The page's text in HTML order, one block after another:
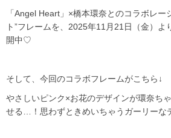
「Angel Heart」×橋本環奈とのコラボレー
ト”フレームを、2025年11月21日（金）よ
開中♡
そして、今回のコラボフレームがこちら↓
やさしいピンク×お花のデザインが環奈ち
せる…！思わずときめいちゃうガーリーな